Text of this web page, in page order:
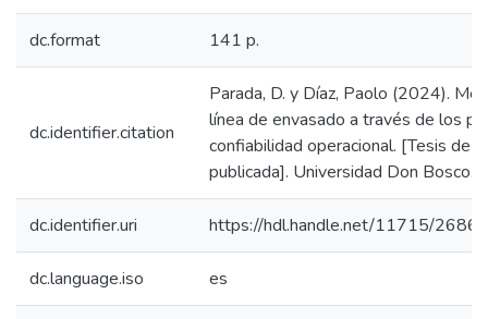
dc.format 141 p.
dc.identifier.citation
Parada, D. y Díaz, Paolo (2024).
línea de envasado a través de los
confiabilidad operacional. [Tesis de
publicada]. Universidad Don Bosco.
dc.identifier.uri https://hdl.handle.net/11715/2686
dc.language.iso es